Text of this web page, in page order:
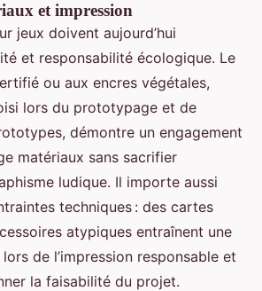
et impression
jeux doivent aujourd’hui
et responsabilité écologique. Le
ou aux encres végétales,
lors du prototypage et de
démontre un engagement
matériaux sans sacrifier
ludique. Il importe aussi
techniques : des cartes
atypiques entraînent une
de l’impression responsable et
la faisabilité du projet.